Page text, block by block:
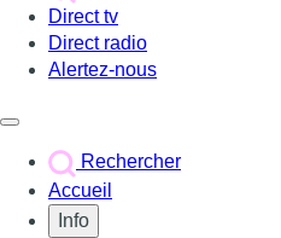
Direct tv
Direct radio
Alertez-nous
Rechercher
Accueil
Info